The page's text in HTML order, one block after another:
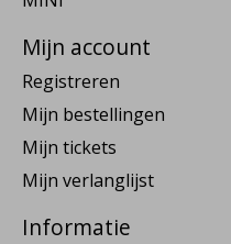
Mijn account
Registreren
Mijn bestellingen
Mijn tickets
Mijn verlanglijst
Informatie